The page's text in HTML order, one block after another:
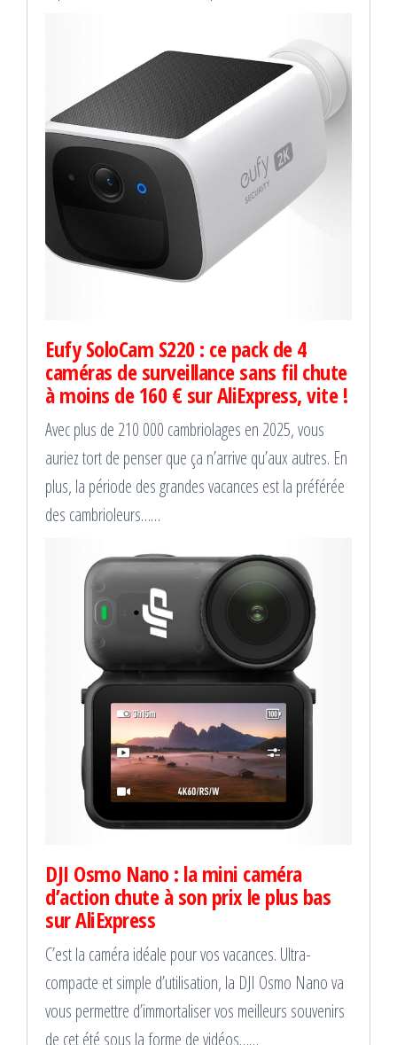
Eufy SoloCam S220 : ce pack de 4
caméras de surveillance sans fil chute
à moins de 160 € sur AliExpress, vite !
Avec plus de 210 000 cambriolages en 2025, vous
auriez tort de penser que ça n’arrive qu’aux autres. En
plus, la période des grandes vacances est la préférée
des cambrioleurs……
DJI Osmo Nano : la mini caméra
d’action chute à son prix le plus bas
sur AliExpress
C’est la caméra idéale pour vos vacances. Ultra-
compacte et simple d’utilisation, la DJI Osmo Nano va
vous permettre d’immortaliser vos meilleurs souvenirs
de cet été sous la forme de vidéos……